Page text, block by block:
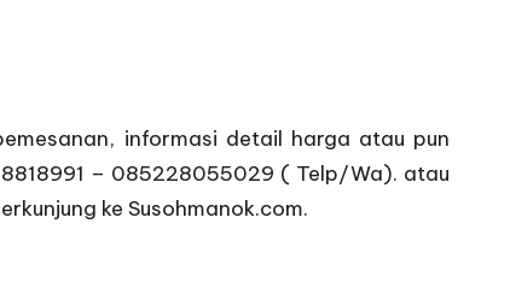
informasi detail harga atau pun
– 085228055029 ( Telp/Wa). atau
ke Susohmanok.com.